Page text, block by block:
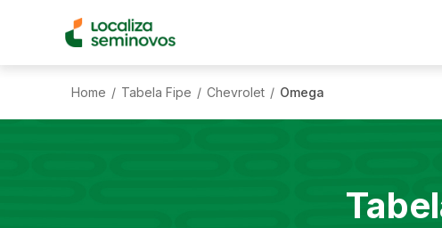
Home / Tabela Fipe / Chevrolet / Omega